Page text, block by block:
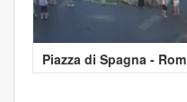
Piazza di Spagna - Rom